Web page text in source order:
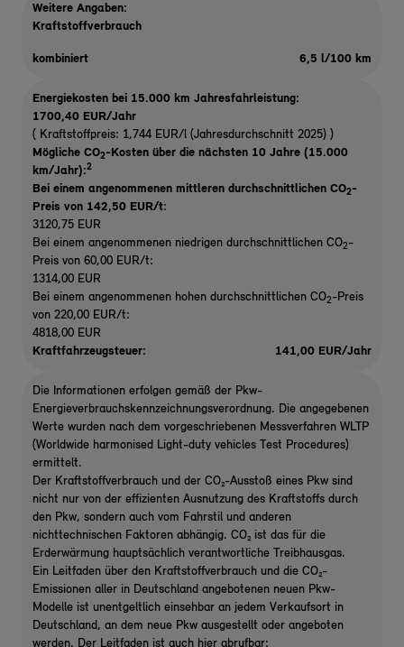
Weitere Angaben:
Kraftstoffverbrauch
kombiniert 6,5 l/100 km
Energiekosten bei 15.000 km Jahresfahrleistung:
1700,40 EUR/Jahr
( Kraftstoffpreis: 1,744 EUR/l (Jahresdurchschnitt 2025) )
Mögliche CO2-Kosten über die nächsten 10 Jahre (15.000
km/Jahr):2
Bei einem angenommenen mittleren durchschnittlichen CO2-
Preis von 142,50 EUR/t:
3120,75 EUR
Bei einem angenommenen niedrigen durchschnittlichen CO2-
Preis von 60,00 EUR/t:
1314,00 EUR
Bei einem angenommenen hohen durchschnittlichen CO2-Preis
von 220,00 EUR/t:
4818,00 EUR
Kraftfahrzeugsteuer:
141,00 EUR/Jahr
Die Informationen erfolgen gemäß der Pkw-
Energieverbrauchskennzeichnungsverordnung. Die angegebenen
Werte wurden nach dem vorgeschriebenen Messverfahren WLTP
(Worldwide harmonised Light-duty vehicles Test Procedures)
ermittelt.
Der Kraftstoffverbrauch und der CO₂-Ausstoß eines Pkw sind
nicht nur von der effizienten Ausnutzung des Kraftstoffs durch
den Pkw, sondern auch vom Fahrstil und anderen
nichttechnischen Faktoren abhängig. CO₂ ist das für die
Erderwärmung hauptsächlich verantwortliche Treibhausgas.
Ein Leitfaden über den Kraftstoffverbrauch und die CO₂-
Emissionen aller in Deutschland angebotenen neuen Pkw-
Modelle ist unentgeltlich einsehbar an jedem Verkaufsort in
Deutschland, an dem neue Pkw ausgestellt oder angeboten
werden. Der Leitfaden ist auch hier abrufbar: